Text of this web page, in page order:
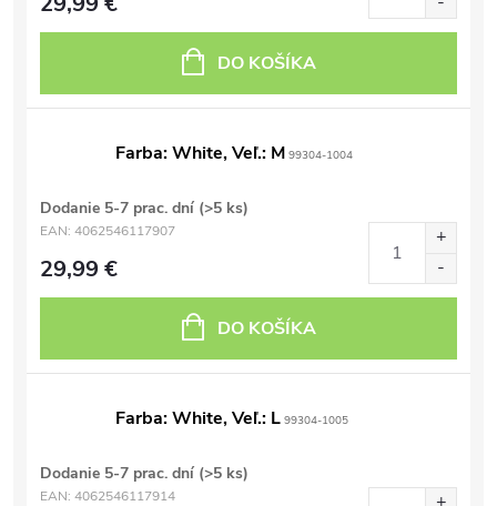
DO KOŠÍKA
Farba: White, Veľ.: M 99304-1004
Dodanie 5-7 prac. dní (>5 ks)
EAN: 4062546117907
29,99 €
DO KOŠÍKA
Farba: White, Veľ.: L 99304-1005
Dodanie 5-7 prac. dní (>5 ks)
EAN: 4062546117914